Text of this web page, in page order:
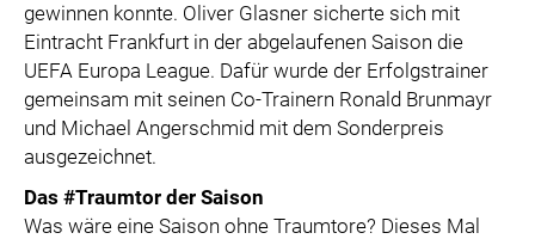
gewinnen konnte. Oliver Glasner sicherte sich mit
Eintracht Frankfurt in der abgelaufenen Saison die
UEFA Europa League. Dafür wurde der Erfolgstrainer
gemeinsam mit seinen Co-Trainern Ronald Brunmayr
und Michael Angerschmid mit dem Sonderpreis
ausgezeichnet.
Das #Traumtor der Saison
Was wäre eine Saison ohne Traumtore? Dieses Mal